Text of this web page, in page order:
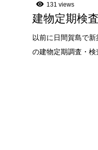
131 views
建物定期検
以前に日間賀島で
の建物定期調査・検